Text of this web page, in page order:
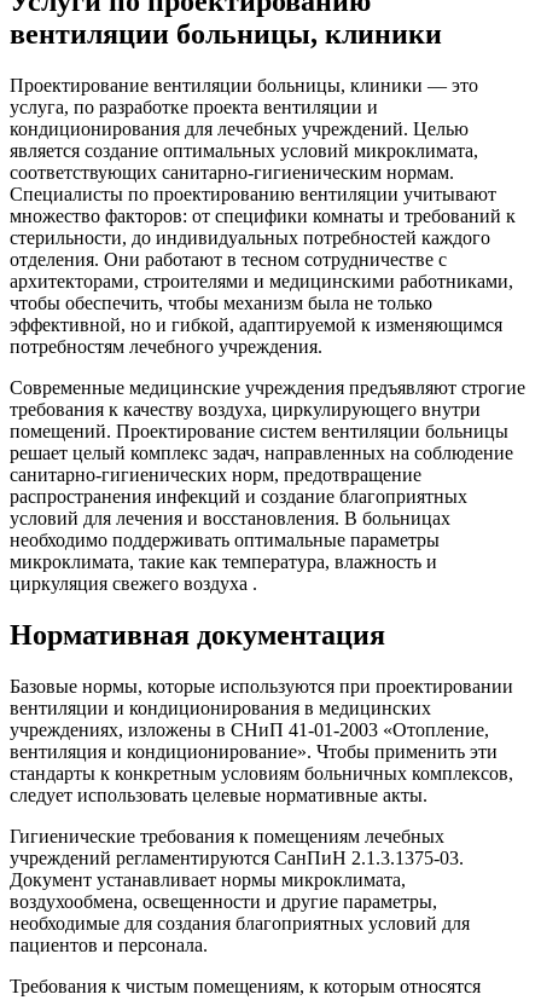
вентиляции больницы, клиники
Проектирование вентиляции больницы, клиники — это
услуга, по разработке проекта вентиляции и
кондиционирования для лечебных учреждений. Целью
является создание оптимальных условий микроклимата,
соответствующих санитарно-гигиеническим нормам.
Специалисты по проектированию вентиляции учитывают
множество факторов: от специфики комнаты и требований к
стерильности, до индивидуальных потребностей каждого
отделения. Они работают в тесном сотрудничестве с
архитекторами, строителями и медицинскими работниками,
чтобы обеспечить, чтобы механизм была не только
эффективной, но и гибкой, адаптируемой к изменяющимся
потребностям лечебного учреждения.
Современные медицинские учреждения предъявляют строгие
требования к качеству воздуха, циркулирующего внутри
помещений. Проектирование систем вентиляции больницы
решает целый комплекс задач, направленных на соблюдение
санитарно-гигиенических норм, предотвращение
распространения инфекций и создание благоприятных
условий для лечения и восстановления. В больницах
необходимо поддерживать оптимальные параметры
микроклимата, такие как температура, влажность и
циркуляция свежего воздуха .
Нормативная документация
Базовые нормы, которые используются при проектировании
вентиляции и кондиционирования в медицинских
учреждениях, изложены в СНиП 41-01-2003 «Отопление,
вентиляция и кондиционирование». Чтобы применить эти
стандарты к конкретным условиям больничных комплексов,
следует использовать целевые нормативные акты.
Гигиенические требования к помещениям лечебных
учреждений регламентируются СанПиН 2.1.3.1375-03.
Документ устанавливает нормы микроклимата,
воздухообмена, освещенности и другие параметры,
необходимые для создания благоприятных условий для
пациентов и персонала.
Требования к чистым помещениям, к которым относятся